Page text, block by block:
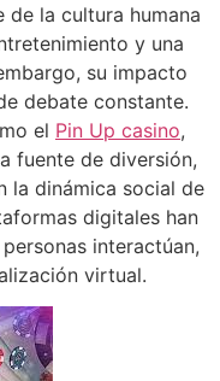
de la cultura humana
y una
su impacto
debate constante.
el Pin Up casino,
fuente de diversión,
la dinámica social de
digitales han
interactúan,
virtual.